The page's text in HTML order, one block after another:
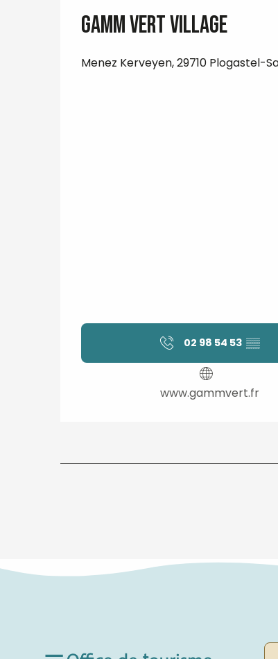
Gamm Vert Village
Menez Kerveyen, 29710 Plogastel-
02 98 54 53 ▒▒
www.gammvert.fr